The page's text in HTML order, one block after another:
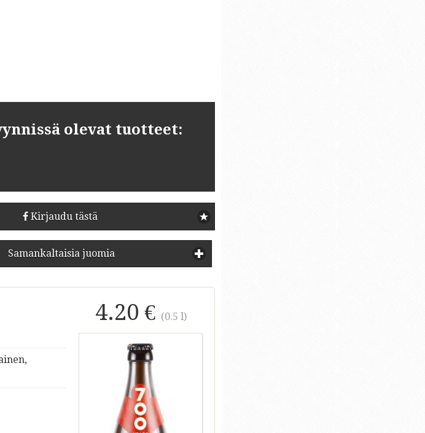
olevat tuotteet:
Kirjaudu tästä
Samankaltaisia juomia
4.20 € (0.5 l)